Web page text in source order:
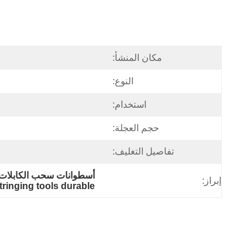
مكان المنشأ:
النوع:
استخدام:
حجم العجلة:
تفاصيل التغليف:
إبراز:
أسطوانات سحب الكابلات
tools durable